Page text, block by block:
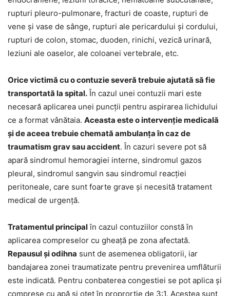
rupturi pleuro-pulmonare, fracturi de coaste, rupturi de
vene și vase de sânge, rupturi ale pericardului și cordului,
rupturi de colon, stomac, duoden, rinichi, vezică urinară,
leziuni ale oaselor, ale coloanei vertebrale, etc.
Orice victimă cu o contuzie severă trebuie ajutată să fie
transportată la spital. În cazul unei contuzii mari este
necesară aplicarea unei puncții pentru aspirarea lichidului
ce a format vânătaia. Aceasta este o intervenție medicală
și de aceea trebuie chemată ambulanța în caz de
traumatism grav sau accident. În cazuri severe pot să
apară sindromul hemoragiei interne, sindromul gazos
pleural, sindromul sangvin sau sindromul reacției
peritoneale, care sunt foarte grave și necesită tratament
medical de urgență.
Tratamentul principalîn cazul contuziilor constă în
aplicarea compreselor cu gheață pe zona afectată.
Repausul și odihna sunt de asemenea obligatorii, iar
bandajarea zonei traumatizate pentru prevenirea umflăturii
este indicată. Pentru conbaterea congestiei se pot aplica și
comprese cu apă și oțet în proprorție de 3:1. Acestea sunt